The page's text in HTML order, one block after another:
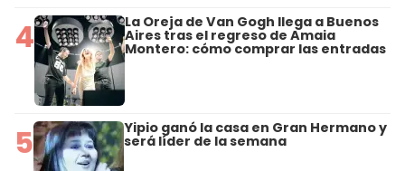
4 La Oreja de Van Gogh llega a Buenos
Aires tras el regreso de Amaia
Montero: cómo comprar las entradas
5 Yipio ganó la casa en Gran Hermano y
será líder de la semana